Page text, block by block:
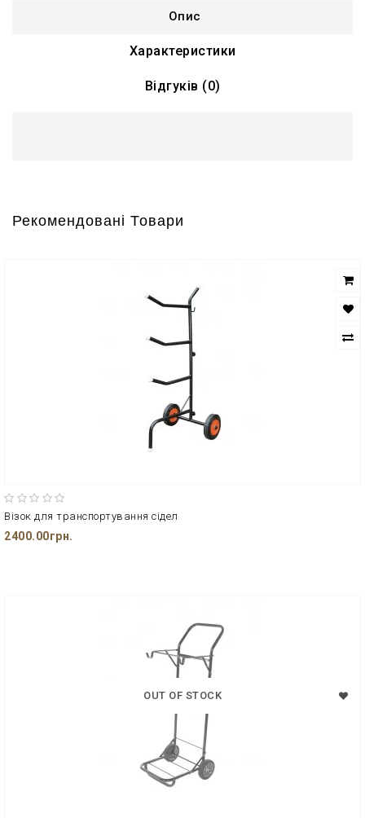
Опис
Характеристики
Відгуків (0)
Рекомендовані Товари
Візок для транспортування сідел
2400.00грн.
OUT OF STOCK